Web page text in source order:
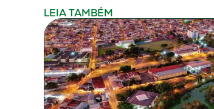
LEIA TAMBÉM